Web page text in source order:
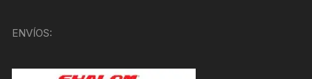
ENVÍOS: